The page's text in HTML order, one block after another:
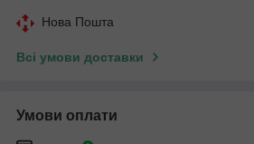
Нова Пошта
Всі умови доставки
Умови оплати